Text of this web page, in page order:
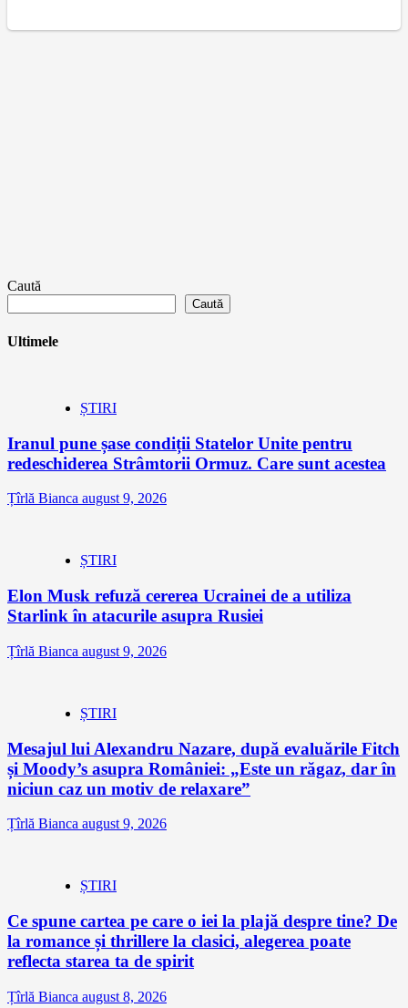
Caută
Caută
Ultimele
ȘTIRI
Iranul pune șase condiții Statelor Unite pentru
redeschiderea Strâmtorii Ormuz. Care sunt acestea
Țîrlă Bianca august 9, 2026
ȘTIRI
Elon Musk refuză cererea Ucrainei de a utiliza
Starlink în atacurile asupra Rusiei
Țîrlă Bianca august 9, 2026
ȘTIRI
Mesajul lui Alexandru Nazare, după evaluările Fitch
și Moody’s asupra României: „Este un răgaz, dar în
niciun caz un motiv de relaxare”
Țîrlă Bianca august 9, 2026
ȘTIRI
Ce spune cartea pe care o iei la plajă despre tine? De
la romance și thrillere la clasici, alegerea poate
reflecta starea ta de spirit
Țîrlă Bianca august 8, 2026